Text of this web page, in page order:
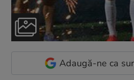
Adaugă-ne ca